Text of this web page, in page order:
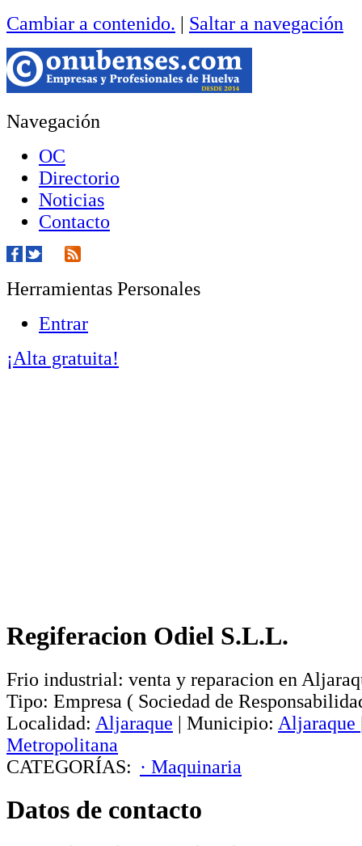
Cambiar a contenido. | Saltar a navegación
Navegación
OC
Directorio
Noticias
Contacto
Herramientas Personales
Entrar
¡Alta gratuita!
Regiferacion Odiel S.L.L.
Frio industrial: venta y reparacion en
Tipo: Empresa ( Sociedad de
Localidad: Aljaraque | Municipio: Aljaraque
Metropolitana
CATEGORÍAS: · Maquinaria
Datos de contacto